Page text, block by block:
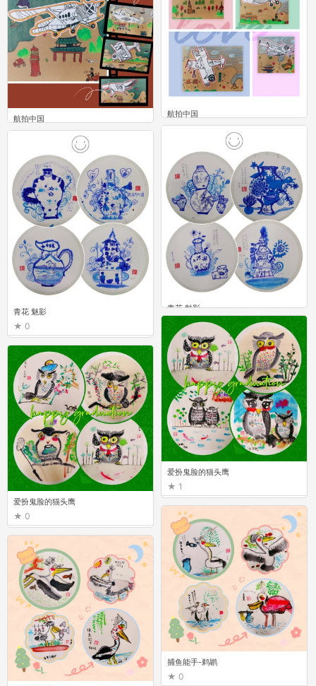
航拍中国
0
青花 魅影
爱扮鬼脸的猫头鹰
0
青花 魅影
0
爱扮鬼脸的猫头鹰
1
捕鱼能手-鹈鹕
0
航拍中国
0